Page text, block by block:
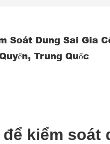
Soát Dung Sai Gia
Trung Quốc
kiểm soát